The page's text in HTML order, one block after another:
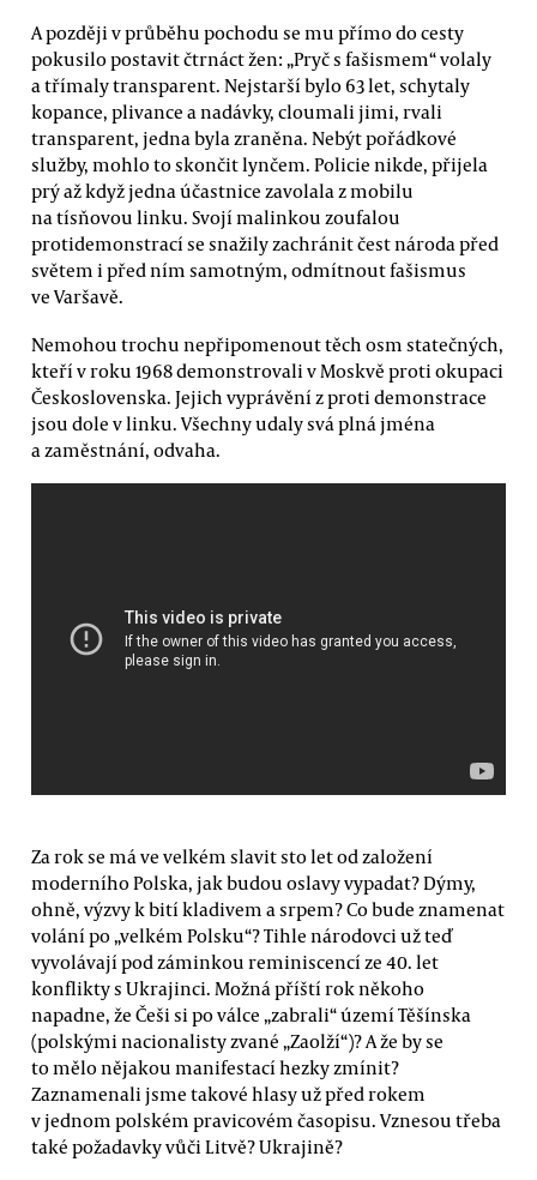
A později v průběhu pochodu se mu přímo do cesty
pokusilo postavit čtrnáct žen: „Pryč s fašismem“ volaly
a třímaly transparent. Nejstarší bylo 63 let, schytaly
kopance, plivance a nadávky, cloumali jimi, rvali
transparent, jedna byla zraněna. Nebýt pořádkové
služby, mohlo to skončit lynčem. Policie nikde, přijela
prý až když jedna účastnice zavolala z mobilu
na tísňovou linku. Svojí malinkou zoufalou
protidemonstrací se snažily zachránit čest národa před
světem i před ním samotným, odmítnout fašismus
ve Varšavě.
Nemohou trochu nepřipomenout těch osm statečných,
kteří v roku 1968 demonstrovali v Moskvě proti okupaci
Československa. Jejich vyprávění z proti demonstrace
jsou dole v linku. Všechny udaly svá plná jména
a zaměstnání, odvaha.
Za rok se má ve velkém slavit sto let od založení
moderního Polska, jak budou oslavy vypadat? Dýmy,
ohně, výzvy k bití kladivem a srpem? Co bude znamenat
volání po „velkém Polsku“? Tihle národovci už teď
vyvolávají pod záminkou reminiscencí ze 40. let
konflikty s Ukrajinci. Možná příští rok někoho
napadne, že Češi si po válce „zabrali“ území Těšínska
(polskými nacionalisty zvané „Zaolží“)? A že by se
to mělo nějakou manifestací hezky zmínit?
Zaznamenali jsme takové hlasy už před rokem
v jednom polském pravicovém časopisu. Vznesou třeba
také požadavky vůči Litvě? Ukrajině?